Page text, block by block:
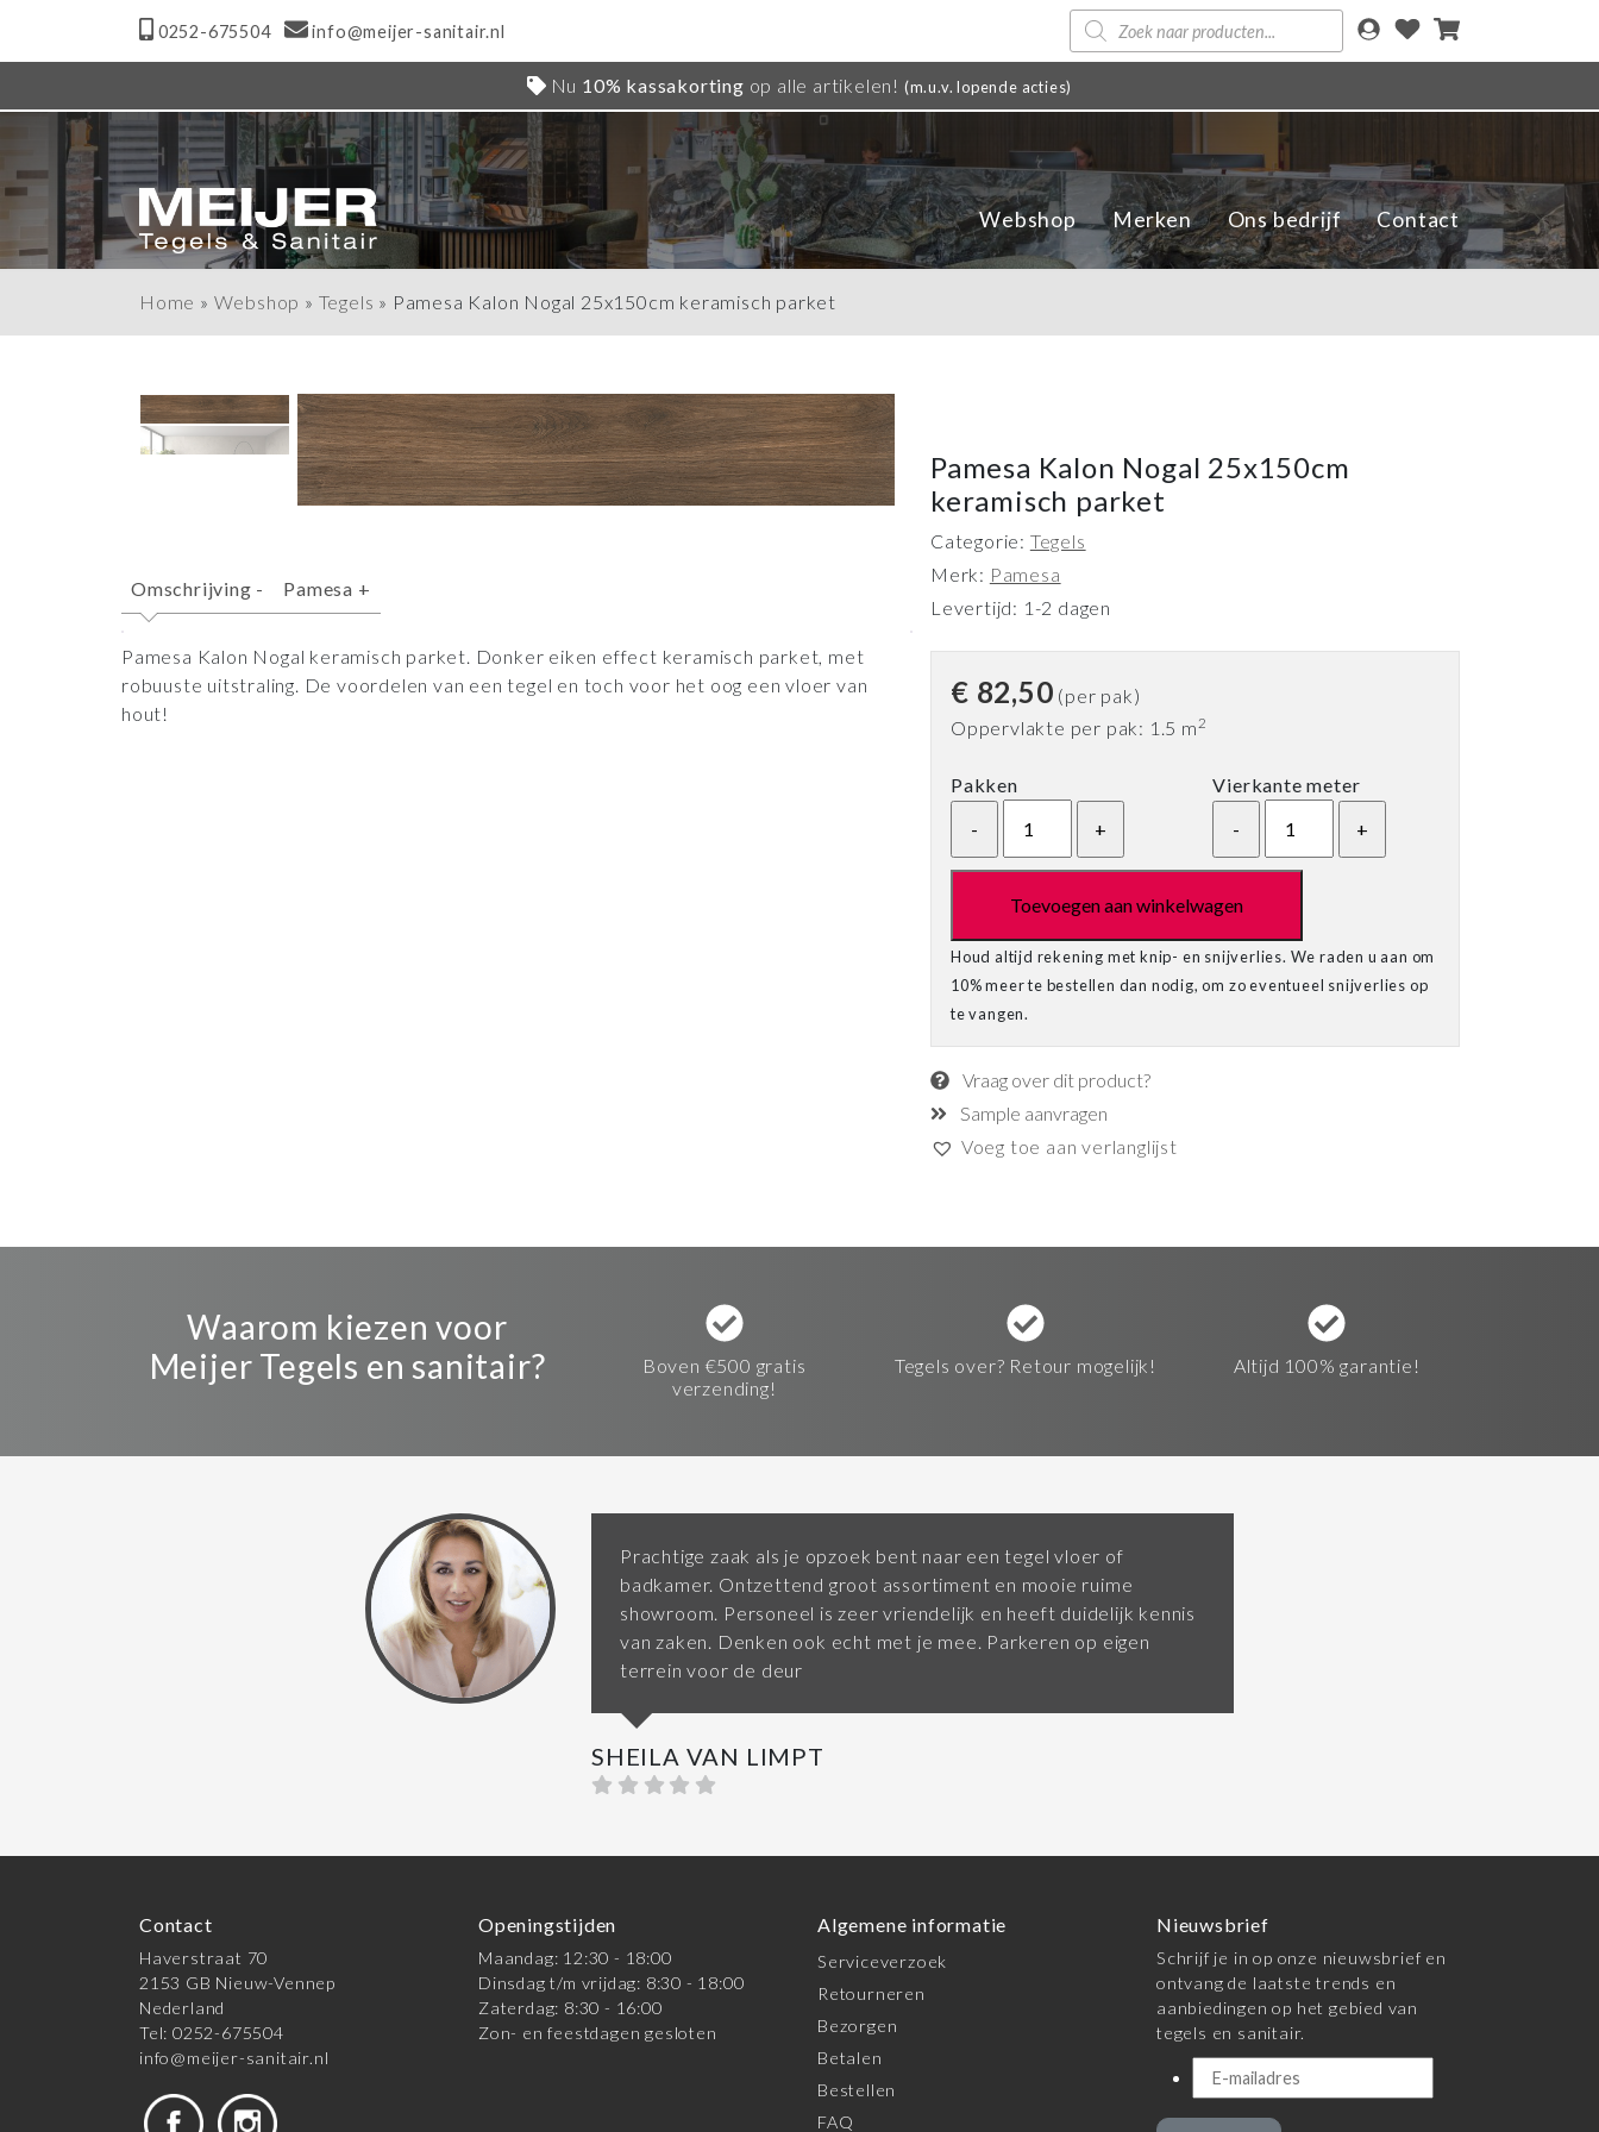
0252-675504 info@meijer-sanitair.nl
Producten
zoeken
Nu 10% kassakorting op alle artikelen! (m.u.v. lopende acties)
Webshop Merken Ons bedrijf Contact
Home » Webshop » Tegels » Pamesa Kalon Nogal 25x150cm keramisch parket
Omschrijving - Pamesa +
Pamesa Kalon Nogal keramisch parket. Donker eiken effect keramisch parket, met
robuuste uitstraling. De voordelen van een tegel en toch voor het oog een vloer van
hout!
Pamesa Kalon Nogal 25x150cm
keramisch parket
Categorie: Tegels
Merk: Pamesa
Levertijd: 1-2 dagen
€ 82,50 (per pak)
Oppervlakte per pak: 1.5 m2
Pakken Vierkante meter
Toevoegen aan winkelwagen
Houd altijd rekening met knip- en snijverlies. We raden u aan om
10% meer te bestellen dan nodig, om zo eventueel snijverlies op
te vangen.
Vraag over dit product?
Sample aanvragen
Voeg toe aan verlanglijst
Waarom kiezen voor
Meijer Tegels en sanitair?
Boven €500 gratis
verzending!
Tegels over? Retour mogelijk! Altijd 100% garantie!
Prachtige zaak als je opzoek bent naar een tegel vloer of
badkamer. Ontzettend groot assortiment en mooie ruime
showroom. Personeel is zeer vriendelijk en heeft duidelijk kennis
van zaken. Denken ook echt met je mee. Parkeren op eigen
terrein voor de deur
SHEILA VAN LIMPT
Contact
Haverstraat 70
2153 GB Nieuw-Vennep
Nederland
Tel: 0252-675504
info@meijer-sanitair.nl
Openingstijden
Maandag: 12:30 - 18:00
Dinsdag t/m vrijdag: 8:30 - 18:00
Zaterdag: 8:30 - 16:00
Zon- en feestdagen gesloten
Algemene informatie
Serviceverzoek
Retourneren
Bezorgen
Betalen
Bestellen
FAQ
Nieuwsbrief
Schrijf je in op onze nieuwsbrief en
ontvang de laatste trends en
aanbiedingen op het gebied van
tegels en sanitair.